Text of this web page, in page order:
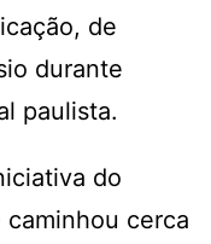
de
durante
paulista.
do
cerca